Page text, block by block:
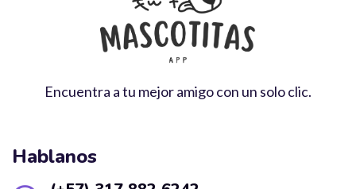
Encuentra a tu mejor amigo con un solo clic.
Hablanos